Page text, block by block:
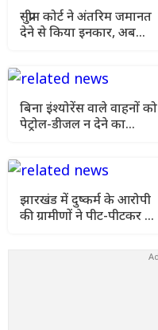
सुप्रीम कोर्ट ने अंतरिम जमानत
देने से किया इनकार, अब
फैसला
बिना इंश्योरेंस वाले वाहनों को
पेट्रोल-डीजल न देने का
झारखंड में दुष्कर्म के आरोपी
की ग्रामीणों ने पीट-पीटकर की